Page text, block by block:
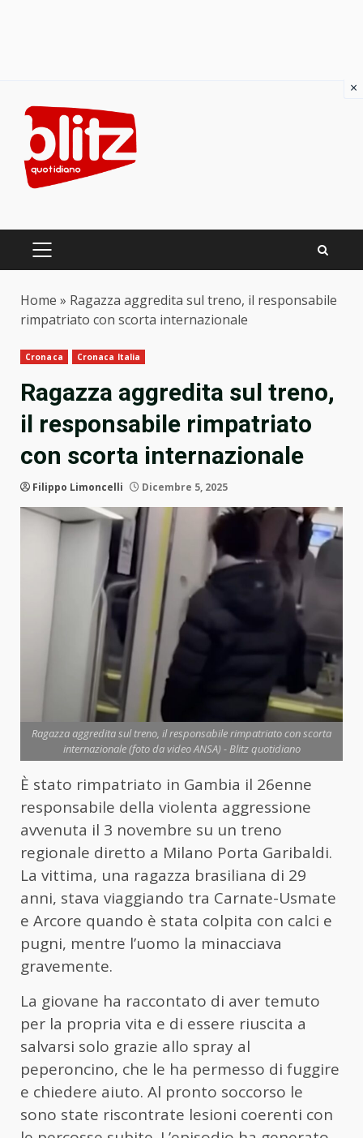
content
PRIMARY
Home » Ragazza aggredita sul treno, il responsabile
rimpatriato con scorta internazionale
Cronaca Cronaca Italia
Ragazza aggredita sul treno,
il responsabile rimpatriato
con scorta internazionale
Filippo Limoncelli Dicembre 5, 2025
Ragazza aggredita sul treno, il responsabile rimpatriato con scorta
internazionale (foto da video ANSA) - Blitz quotidiano
È stato rimpatriato in Gambia il 26enne
responsabile della violenta aggressione
avvenuta il 3 novembre su un treno
regionale diretto a Milano Porta Garibaldi.
La vittima, una ragazza brasiliana di 29
anni, stava viaggiando tra Carnate-Usmate
e Arcore quando è stata colpita con calci e
pugni, mentre l’uomo la minacciava
gravemente.
La giovane ha raccontato di aver temuto
per la propria vita e di essere riuscita a
salvarsi solo grazie allo spray al
peperoncino, che le ha permesso di fuggire
e chiedere aiuto. Al pronto soccorso le
sono state riscontrate lesioni coerenti con
×